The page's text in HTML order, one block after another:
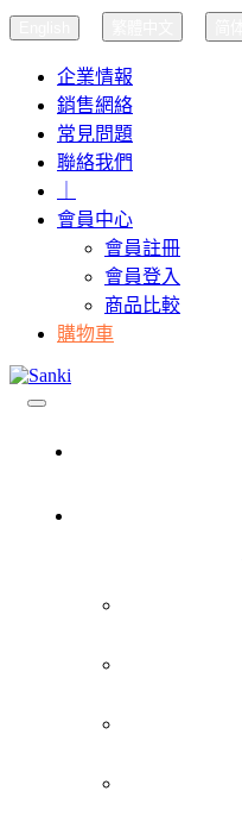
企業情報
銷售網絡
常見問題
聯絡我們
會員中心
會員註冊
會員登入
商品比較
購物車